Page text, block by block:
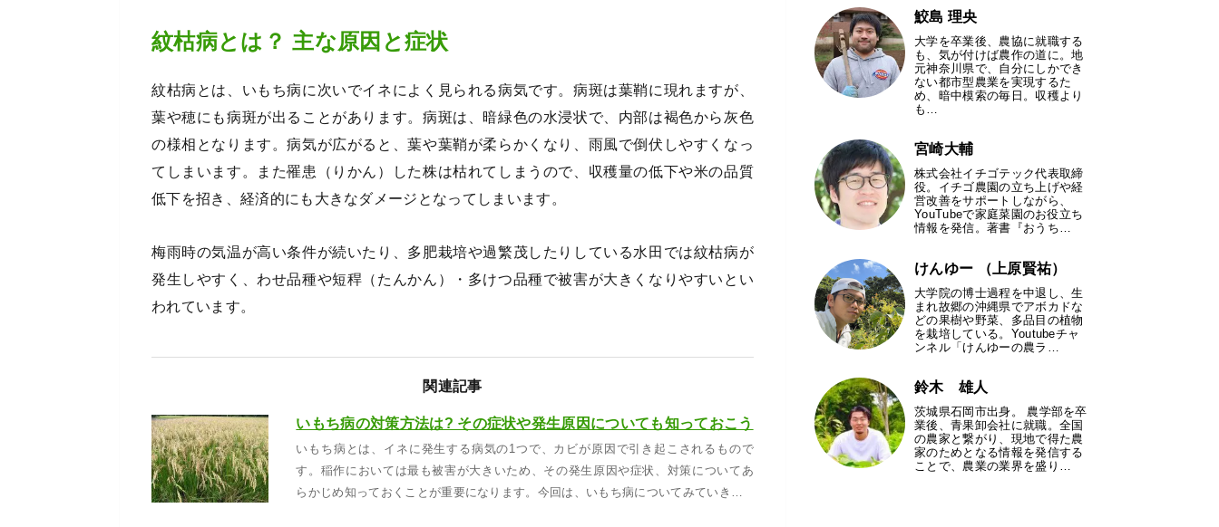
紋枯病とは？ 主な原因と症状
紋枯病とは、いもち病に次いでイネによく見られる病気です。病斑は葉鞘に現れますが、
葉や穂にも病斑が出ることがあります。病斑は、暗緑色の水浸状で、内部は褐色から灰色
の様相となります。病気が広がると、葉や葉鞘が柔らかくなり、雨風で倒伏しやすくなっ
てしまいます。また罹患（りかん）した株は枯れてしまうので、収穫量の低下や米の品質
低下を招き、経済的にも大きなダメージとなってしまいます。
梅雨時の気温が高い条件が続いたり、多肥栽培や過繁茂したりしている水田では紋枯病が
発生しやすく、わせ品種や短稈（たんかん）・多けつ品種で被害が大きくなりやすいとい
われています。
関連記事
いもち病の対策方法は? その症状や発生原因についても知っておこう
いもち病とは、イネに発生する病気の1つで、カビが原因で引き起こされるもので
す。稲作においては最も被害が大きいため、その発生原因や症状、対策についてあ
らかじめ知っておくことが重要になります。今回は、いもち病についてみていき…
鮫島 理央
大学を卒業後、農協に就職する
も、気が付けば農作の道に。地
元神奈川県で、自分にしかでき
ない都市型農業を実現するた
め、暗中模索の毎日。収穫より
も…
宮崎大輔
株式会社イチゴテック代表取締
役。イチゴ農園の立ち上げや経
営改善をサポートしながら、
YouTubeで家庭菜園のお役立ち
情報を発信。著書『おうち…
けんゆー （上原賢祐）
大学院の博士過程を中退し、生
まれ故郷の沖縄県でアボカドな
どの果樹や野菜、多品目の植物
を栽培している。Youtubeチャ
ンネル「けんゆーの農ラ…
鈴木 雄人
茨城県石岡市出身。 農学部を卒
業後、青果卸会社に就職。全国
の農家と繋がり、現地で得た農
家のためとなる情報を発信する
ことで、農業の業界を盛り…